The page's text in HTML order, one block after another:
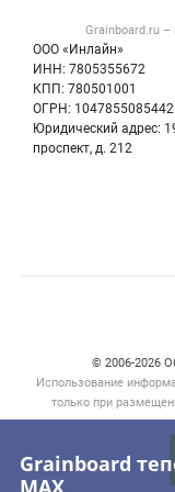
Grainboard
MAX
Grainboard.ru –
ООО «Инлайн»
ИНН: 7805355672
КПП: 780501001
ОГРН: 1047855085442
Юридический адрес:
проспект, д. 212
Политика
Счетчики,
© 2006‑2026
Использование
только при